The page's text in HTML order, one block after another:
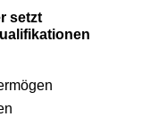
setzt